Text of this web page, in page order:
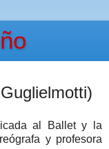
al Ballet y la
y profesora